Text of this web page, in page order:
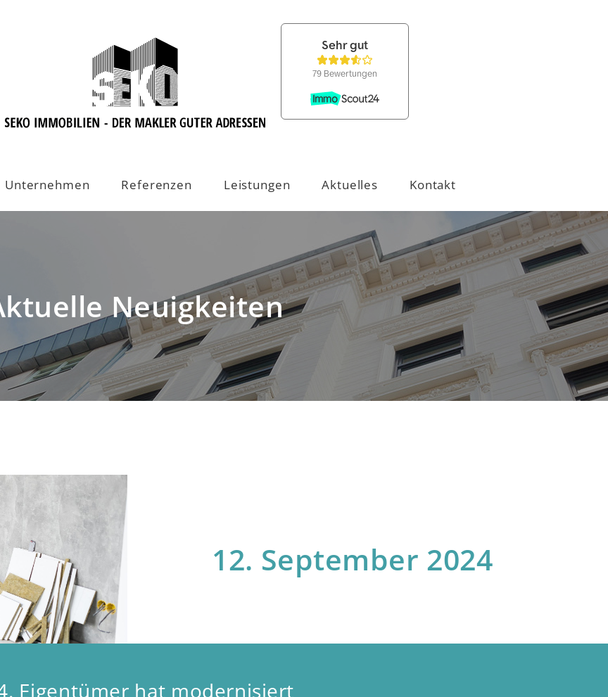
Unternehmen Referenzen Leistungen Aktuelles Kontakt
Neuigkeiten
12. September 2024
Eigentümer hat modernisiert